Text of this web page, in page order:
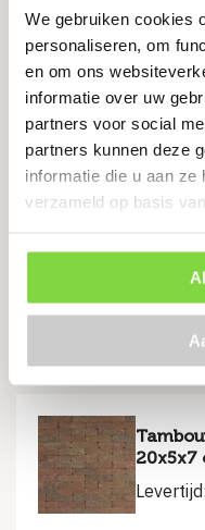
We gebruiken cookies
personaliseren, om
en om ons
informatie over uw
partners voor social
partners kunnen deze
informatie die u aan
verzameld op basis
M2
Veel gebruikt
was:
€31.75.
€29.75
is:
€29.75.
20x5x7
Levertijd: